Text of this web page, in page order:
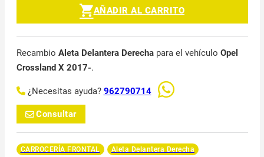
AÑADIR AL CARRITO
Recambio Aleta Delantera Derechapara el vehículo Opel
Crossland X 2017-.
¿Necesitas ayuda? 962790714
Consultar
CARROCERÍA FRONTAL
Aleta Delantera Derecha